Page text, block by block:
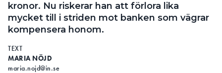
Läs E-tidningen
Kontakt
Personuppgifter
kronor. Nu riskerar han att förlora lika
mycket till i striden mot banken som vägrar
kompensera honom.
TEXT
MARIA NÖJD
maria.nojd@in.se